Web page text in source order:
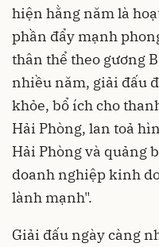
hiện hằng năm là
phần đẩy mạnh
thân thể theo gương
nhiều năm, giải đấu
khỏe, bổ ích cho
Hải Phòng, lan toả
Hải Phòng và quảng
doanh nghiệp kinh
lành mạnh".
Giải đấu ngày càng